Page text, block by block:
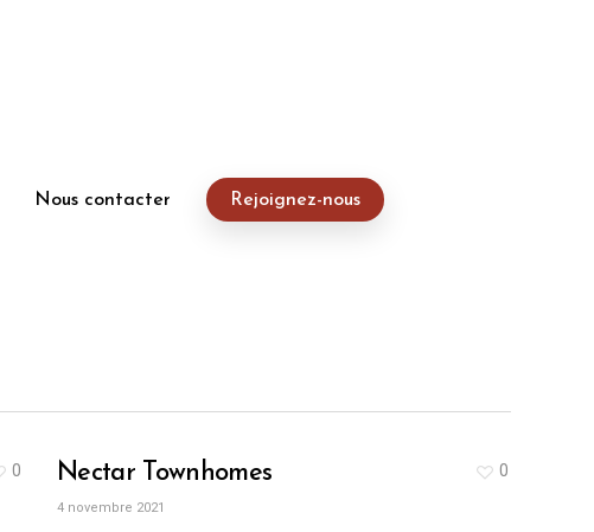
Nous contacter Rejoignez-nous
0 Nectar Townhomes
4 novembre 2021
0